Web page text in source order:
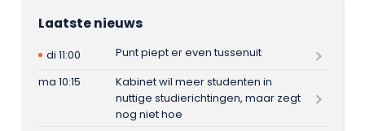
Laatste nieuws
di 11:00
Punt piept er even tussenuit
ma 10:15
Kabinet wil meer studenten in
nuttige studierichtingen, maar zegt
nog niet hoe